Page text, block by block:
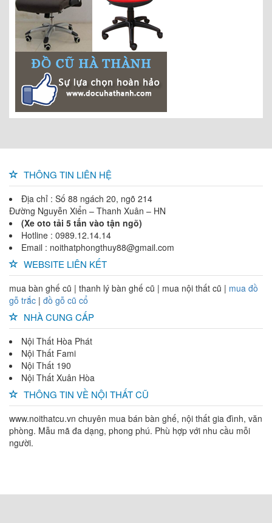
THÔNG TIN LIÊN HỆ
Địa chỉ : Số 88 ngách 20, ngõ 214
Đường Nguyễn Xiển – Thanh Xuân – HN
(Xe oto tải 5 tấn vào tận ngõ)
Hotline : 0989.12.14.14
Email : noithatphongthuy88@gmail.com
WEBSITE LIÊN KẾT
mua bàn ghế cũ | thanh lý bàn ghế cũ | mua nội thất cũ | mua đồ
gỗ trắc | đồ gỗ cũ cổ
NHÀ CUNG CẤP
Nội Thất Hòa Phát
Nội Thất Fami
Nội Thất 190
Nội Thất Xuân Hòa
THÔNG TIN VỀ NỘI THẤT CŨ
www.noithatcu.vn chuyên mua bán bàn ghế, nội thất gia đình, văn
phòng. Mẫu mã đa dạng, phong phú. Phù hợp với nhu cầu mỗi
người.